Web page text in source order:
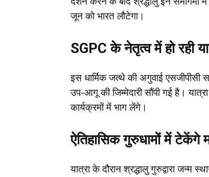
जून को भारत लौटेगा।
SGPC के नेतृत्व में हो रही
इस धार्मिक जत्थे की अगुवाई एसजीपीसी
उप-आगू की जिम्मेदारी सौंपी गई है।
कार्यक्रमों में भाग लेंगे।
ऐतिहासिक गुरुधामों में टेकेंगे
यात्रा के दौरान श्रद्धालु गुरुद्वारा जन्म